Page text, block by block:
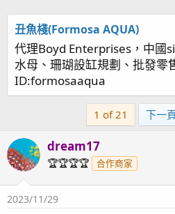
發
起
人
期
丑魚棧(Formosa AQUA)
代理Boyd Enterprises，中國
水母、珊瑚設缸規劃、批發零
ID:formosaaqua
1 of 21 下一
dream17
🏆🏆🏆🏆 合作商家
2023/11/29